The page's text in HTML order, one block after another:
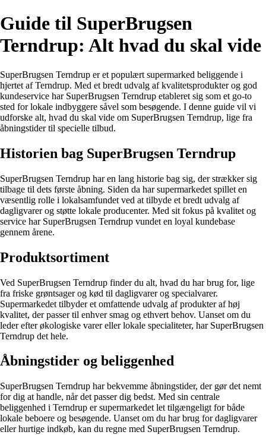
Guide til SuperBrugsen
Terndrup: Alt hvad du skal vide
SuperBrugsen Terndrup er et populært supermarked beliggende i
hjertet af Terndrup. Med et bredt udvalg af kvalitetsprodukter og god
kundeservice har SuperBrugsen Terndrup etableret sig som et go-to
sted for lokale indbyggere såvel som besøgende. I denne guide vil vi
udforske alt, hvad du skal vide om SuperBrugsen Terndrup, lige fra
åbningstider til specielle tilbud.
Historien bag SuperBrugsen Terndrup
SuperBrugsen Terndrup har en lang historie bag sig, der strækker sig
tilbage til dets første åbning. Siden da har supermarkedet spillet en
væsentlig rolle i lokalsamfundet ved at tilbyde et bredt udvalg af
dagligvarer og støtte lokale producenter. Med sit fokus på kvalitet og
service har SuperBrugsen Terndrup vundet en loyal kundebase
gennem årene.
Produktsortiment
Ved SuperBrugsen Terndrup finder du alt, hvad du har brug for, lige
fra friske grøntsager og kød til dagligvarer og specialvarer.
Supermarkedet tilbyder et omfattende udvalg af produkter af høj
kvalitet, der passer til enhver smag og ethvert behov. Uanset om du
leder efter økologiske varer eller lokale specialiteter, har SuperBrugsen
Terndrup det hele.
Åbningstider og beliggenhed
SuperBrugsen Terndrup har bekvemme åbningstider, der gør det nemt
for dig at handle, når det passer dig bedst. Med sin centrale
beliggenhed i Terndrup er supermarkedet let tilgængeligt for både
lokale beboere og besøgende. Uanset om du har brug for dagligvarer
eller hurtige indkøb, kan du regne med SuperBrugsen Terndrup.